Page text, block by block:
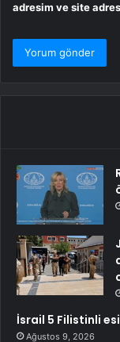
adresim ve site
İsrail 5 Filistinli
Ağustos 9, 2026